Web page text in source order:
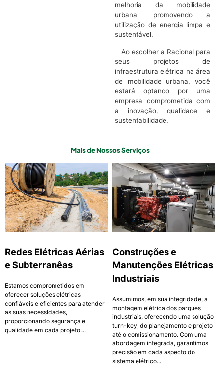
melhoria da mobilidade
urbana, promovendo a
utilização de energia limpa e
sustentável.
Ao escolher a Racional para
seus projetos de
infraestrutura elétrica na área
de mobilidade urbana, você
estará optando por uma
empresa comprometida com
a inovação, qualidade e
sustentabilidade.
Mais de Nossos Serviços
Redes Elétricas Aérias
e Subterranêas
Estamos comprometidos em
oferecer soluções elétricas
confiáveis e eficientes para atender
as suas necessidades,
proporcionando segurança e
qualidade em cada projeto....
Construções e
Manutenções Elétricas
Industriais
Assumimos, em sua integridade, a
montagem elétrica dos parques
industriais, oferecendo uma solução
turn-key, do planejamento e projeto
até o comissionamento. Com uma
abordagem integrada, garantimos
precisão em cada aspecto do
sistema elétrico...